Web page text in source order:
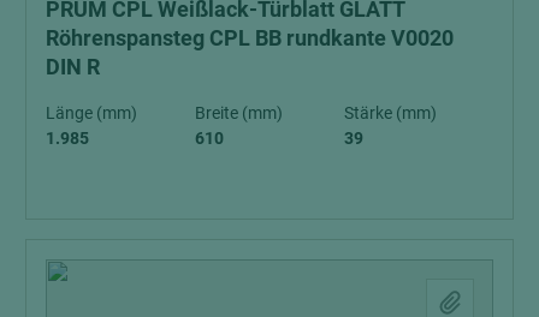
PRÜM CPL Weißlack-Türblatt GLATT
Röhrenspansteg CPL BB rundkante V0020
DIN R
Länge (mm)
1.985
Breite (mm)
610
Stärke (mm)
39